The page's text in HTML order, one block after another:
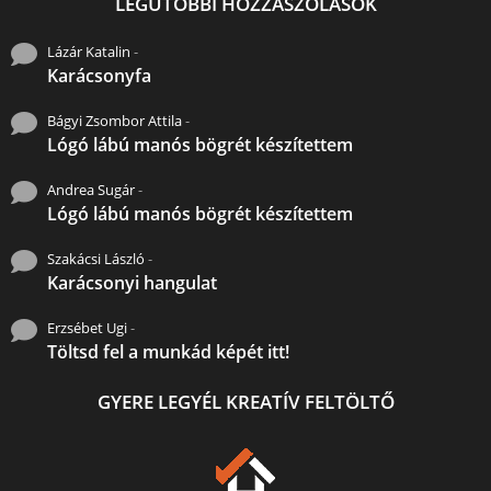
Lázár Katalin -
Karácsonyfa
Bágyi Zsombor Attila-
Lógó lábú manós bögrét készítettem
Andrea Sugár-
Lógó lábú manós bögrét készítettem
Szakácsi László -
Karácsonyi hangulat
Erzsébet Ugi-
Töltsd fel a munkád képét itt!
GYERE LEGYÉL KREATÍV FELTÖLTŐ